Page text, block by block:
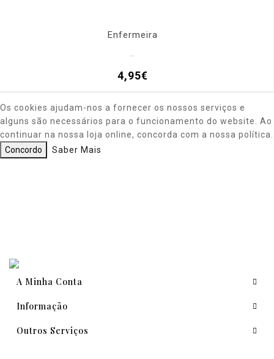
Enfermeira
4,95€
Os cookies ajudam-nos a fornecer os nossos serviços e
alguns são necessários para o funcionamento do website. Ao
continuar na nossa loja online, concorda com a nossa política.
Concordo
Saber Mais
A Minha Conta
Informação
Outros Serviços